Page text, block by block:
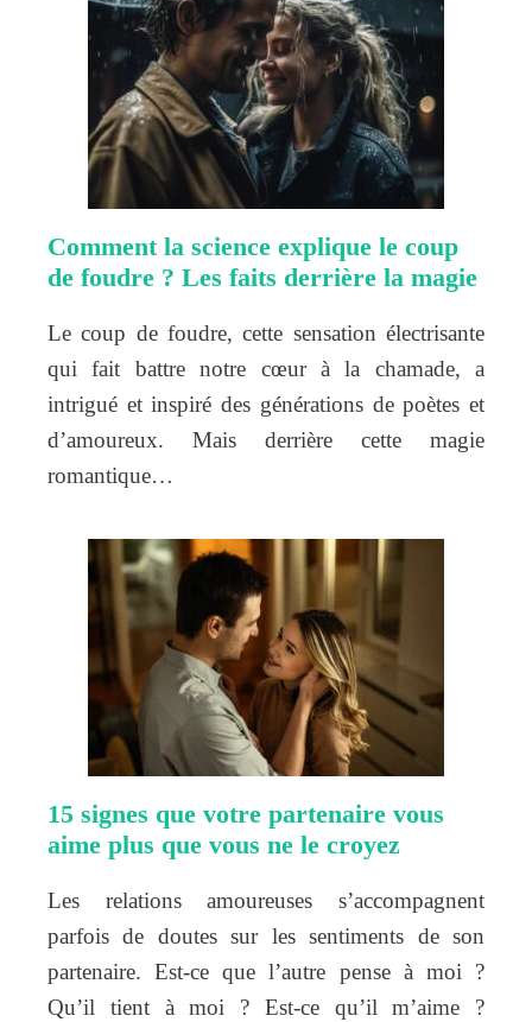
Comment la science explique le coup
de foudre ? Les faits derrière la magie
Le coup de foudre, cette sensation électrisante
qui fait battre notre cœur à la chamade, a
intrigué et inspiré des générations de poètes et
d’amoureux. Mais derrière cette magie
romantique…
15 signes que votre partenaire vous
aime plus que vous ne le croyez
Les relations amoureuses s’accompagnent
parfois de doutes sur les sentiments de son
partenaire. Est-ce que l’autre pense à moi ?
Qu’il tient à moi ? Est-ce qu’il m’aime ?